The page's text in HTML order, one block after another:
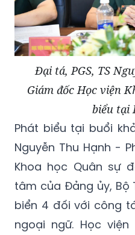
Đại tá, PGS, TS
Giám đốc Học viện
biểu tại
Phát biểu tại buổi
Nguyễn Thu Hạnh -
Khoa học Quân sự
tâm của Đảng ủy, Bộ
biển 4 đối với công
ngoại ngữ. Học